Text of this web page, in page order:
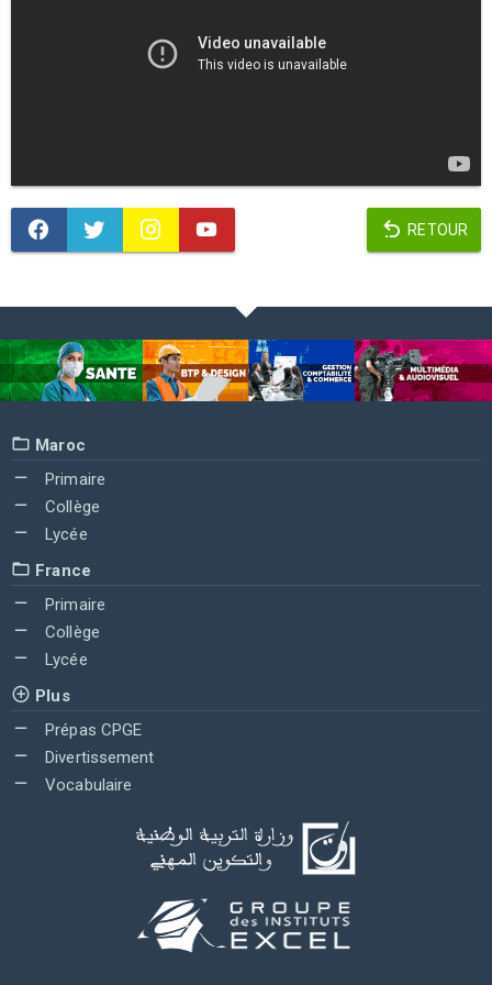
RETOUR
Maroc
Primaire
Collège
Lycée
France
Primaire
Collège
Lycée
Plus
Prépas CPGE
Divertissement
Vocabulaire